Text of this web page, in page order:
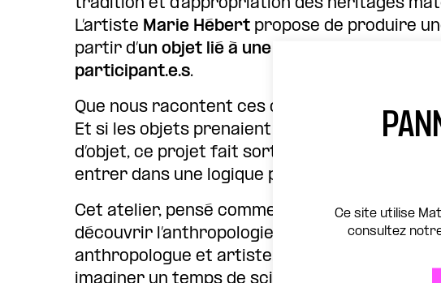
tradition et d’appropriation des héritages
L’artiste Marie Hébert propose de produire
partir d’un objet lié à une histoire personnelle
participant.e.s.
Que nous racontent ces objets en dehors de
Et si les objets prenaient la parole ? A l’aide
d’objet, ce projet fait sortir les objets de leur
entrer dans une logique poétique où leur
Cet atelier, pensé comme une
découvrir l’anthropologie : une collaboration
anthropologue et artiste, entre le Théâtre de
imaginer un temps de sciences humaines et
Ce site utilise
consultez